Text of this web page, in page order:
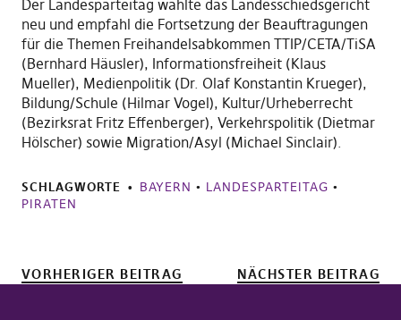
Der Landesparteitag wählte das Landesschiedsgericht
neu und empfahl die Fortsetzung der Beauftragungen
für die Themen Freihandelsabkommen TTIP/CETA/TiSA
(Bernhard Häusler), Informationsfreiheit (Klaus
Mueller), Medienpolitik (Dr. Olaf Konstantin Krueger),
Bildung/Schule (Hilmar Vogel), Kultur/Urheberrecht
(Bezirksrat Fritz Effenberger), Verkehrspolitik (Dietmar
Hölscher) sowie Migration/Asyl (Michael Sinclair).
SCHLAGWORTE BAYERN • LANDESPARTEITAG •
PIRATEN
VORHERIGER BEITRAG NÄCHSTER BEITRAG